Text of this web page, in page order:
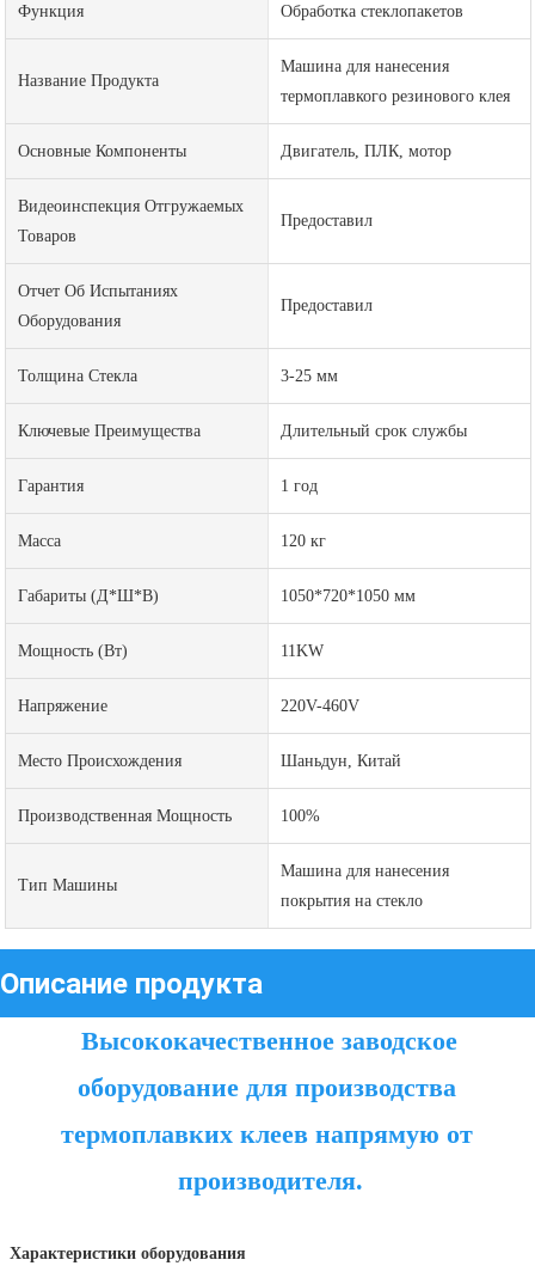
Функция Обработка стеклопакетов
Название Продукта
Машина для нанесения
термоплавкого резинового клея
Основные Компоненты Двигатель, ПЛК, мотор
Видеоинспекция Отгружаемых
Товаров
Предоставил
Отчет Об Испытаниях
Оборудования
Предоставил
Толщина Стекла 3-25 мм
Ключевые Преимущества Длительный срок службы
Гарантия 1 год
Масса 120 кг
Габариты (Д*Ш*В) 1050*720*1050 мм
Мощность (Вт) 11KW
Напряжение 220V-460V
Место Происхождения Шаньдун, Китай
Производственная Мощность 100%
Тип Машины
Машина для нанесения
покрытия на стекло
Описание продукта
Высококачественное заводское
оборудование для производства
термоплавких клеев напрямую от
производителя.
Характеристики оборудования